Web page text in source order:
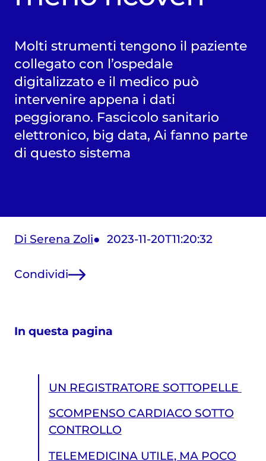
Molti strumenti tengono il paziente
collegato con l’ospedale
digitalizzato e il medico può
intervenire appena i dati
peggiorano. Fascicolo sanitario
elettronico, big data, Ai fanno parte
di questo sistema
Di Serena Zoli 2023-11-20T11:20:32
Condividi
In questa pagina
UN REGISTRATORE SOTTOPELLE
SCOMPENSO CARDIACO SOTTO
CONTROLLO
TELEMEDICINA UTILE, MA POCO